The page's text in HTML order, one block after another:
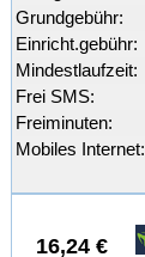
Grundgebühr:
Einricht.gebühr:
Mindestlaufzeit:
Frei SMS:
Freiminuten:
Mobiles Internet:
16,24 €